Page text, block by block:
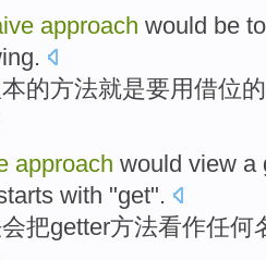
approach would be to
.
的方法就是要用借位的
approach would view a
with "get".
会把getter方法看作任何